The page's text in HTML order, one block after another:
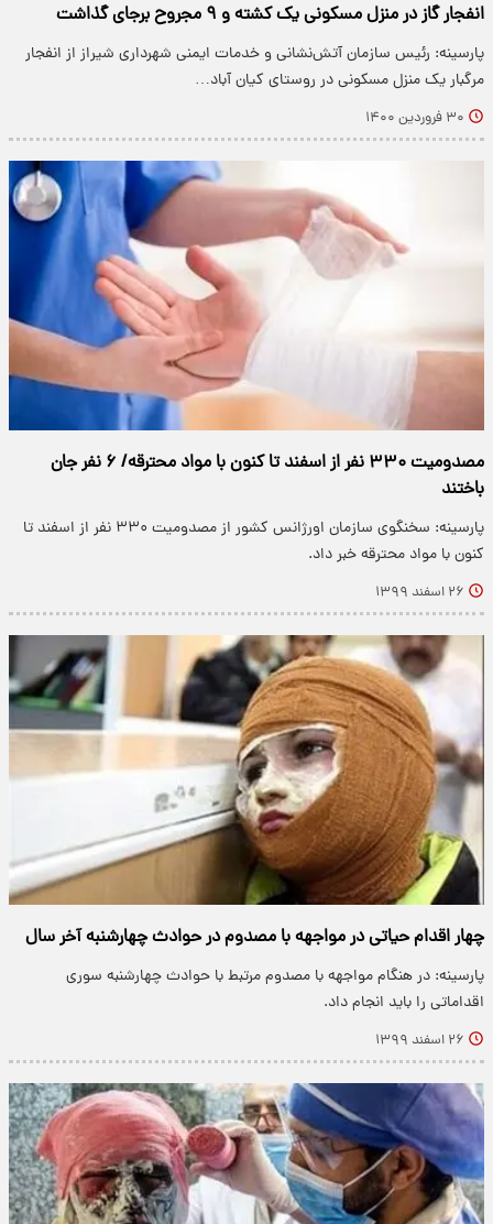
انفجار گاز در منزل مسکونی یک کشته و ۹ مجروح برجای گذاشت
پارسینه: رئیس سازمان آتش‌نشانی و خدمات ایمنی شهرداری شیراز از انفجار
مرگبار یک منزل مسکونی در روستای کیان آباد…
۳۰ فروردین ۱۴۰۰
مصدومیت ۳۳۰ نفر از اسفند تا کنون با مواد محترقه/ ۶ نفر جان
باختند
پارسینه: سخنگوی سازمان اورژانس کشور از مصدومیت ۳۳۰ نفر از اسفند تا
کنون با مواد محترقه خبر داد.
۲۶ اسفند ۱۳۹۹
چهار اقدام حیاتی در مواجهه با مصدوم در حوادث چهارشنبه آخر سال
پارسینه: در هنگام مواجهه با مصدوم مرتبط با حوادث چهارشنبه سوری
اقداماتی را باید انجام داد.
۲۶ اسفند ۱۳۹۹